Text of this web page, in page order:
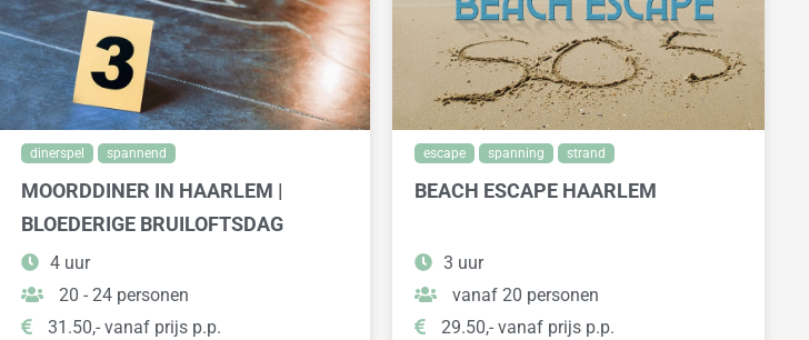
dinerspel spannend
MOORDDINER IN HAARLEM |
BLOEDERIGE BRUILOFTSDAG
4 uur
20 - 24 personen
31.50,- vanaf prijs p.p.
escape spanning strand
BEACH ESCAPE HAARLEM
3 uur
vanaf 20 personen
29.50,- vanaf prijs p.p.